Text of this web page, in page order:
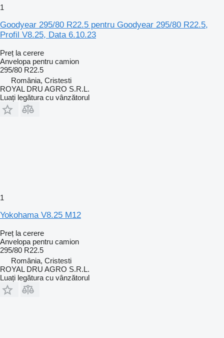
1
Goodyear 295/80 R22.5 pentru Goodyear 295/80 R22.5,
Profil V8.25, Data 6.10.23
Preț la cerere
Anvelopa pentru camion
295/80 R22.5
România, Cristesti
ROYAL DRU AGRO S.R.L.
Luați legătura cu vânzătorul
1
Yokohama V8.25 M12
Preț la cerere
Anvelopa pentru camion
295/80 R22.5
România, Cristesti
ROYAL DRU AGRO S.R.L.
Luați legătura cu vânzătorul